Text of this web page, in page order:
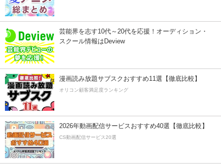
芸能界を志す10代～20代を応援！オーディション・
スクール情報はDeview
漫画読み放題サブスクおすすめ11選【徹底比較】
オリコン顧客満足度ランキング
2026年動画配信サービスおすすめ40選【徹底比較】
CS動画配信サービス20選